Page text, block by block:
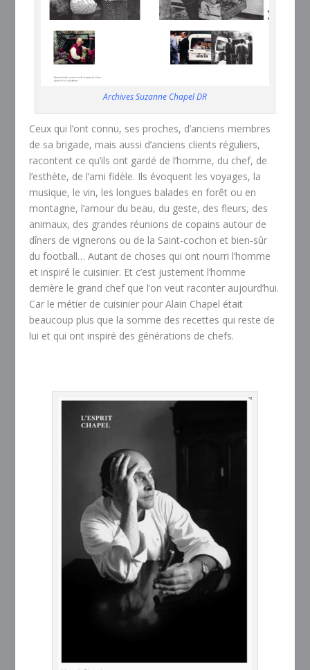
Archives Suzanne Chapel DR
Ceux qui l’ont connu, ses proches, d’anciens membres
de sa brigade, mais aussi d’anciens clients réguliers,
racontent ce qu’ils ont gardé de l’homme, du chef, de
l’esthète, de l’ami fidèle. Ils évoquent les voyages, la
musique, le vin, les longues balades en forêt ou en
montagne, l’amour du beau, du geste, des fleurs, des
animaux, des grandes réunions de copains autour de
dîners de vignerons ou de la Saint-cochon et bien-sûr
du football… Autant de choses qui ont nourri l’homme
et inspiré le cuisinier. Et c’est justement l’homme
derrière le grand chef que l’on veut raconter aujourd’hui.
Car le métier de cuisinier pour Alain Chapel était
beaucoup plus que la somme des recettes qui reste de
lui et qui ont inspiré des générations de chefs.